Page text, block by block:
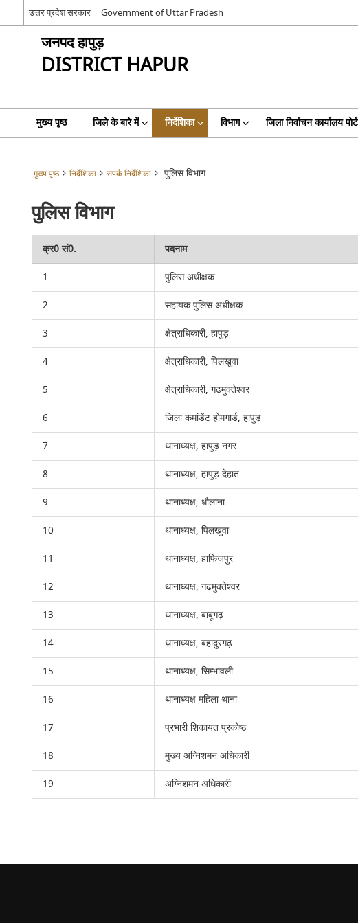
उत्तर प्रदेश सरकार Government of Uttar Pradesh
जनपद हापुड़
DISTRICT HAPUR
मुख्य पृष्ठ जिले के बारे में निर्देशिका विभाग जिला निर्वाचन कार्यालय
मुख्य पृष्ठ निर्देशिका संपर्क निर्देशिका पुलिस विभाग
पुलिस विभाग
क्र0 सं0. पदनाम
1
पुलिस अधीक्षक
2
सहायक पुलिस अधीक्षक
3
क्षेत्राधिकारी, हापुड़
4
क्षेत्राधिकारी, पिलखुवा
5
क्षेत्राधिकारी, गढमुक्तेश्वर
6
जिला कमांडेंट होमगार्ड, हापुड़
7
थानाध्यक्ष, हापुड़ नगर
8
थानाध्यक्ष, हापुड़ देहात
9
थानाध्यक्ष, धौलाना
10
थानाध्यक्ष, पिलखुवा
11
थानाध्यक्ष, हाफिजपुर
12
थानाध्यक्ष, गढमुक्तेश्वर
13
थानाध्यक्ष, बाबूगढ़
14
थानाध्यक्ष, बहादुरगढ़
15
थानाध्यक्ष, सिम्भावली
16
थानाध्यक्ष महिला थाना
17
प्रभारी शिकायत प्रकोष्ठ
18
मुख्य अग्निशमन अधिकारी
19
अग्निशमन अधिकारी